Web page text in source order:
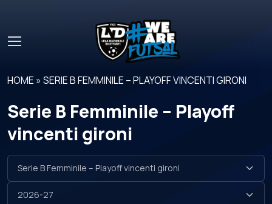
HOME »SERIE B FEMMINILE – PLAYOFF VINCENTI GIRONI
Serie B Femminile – Playoff
vincenti gironi